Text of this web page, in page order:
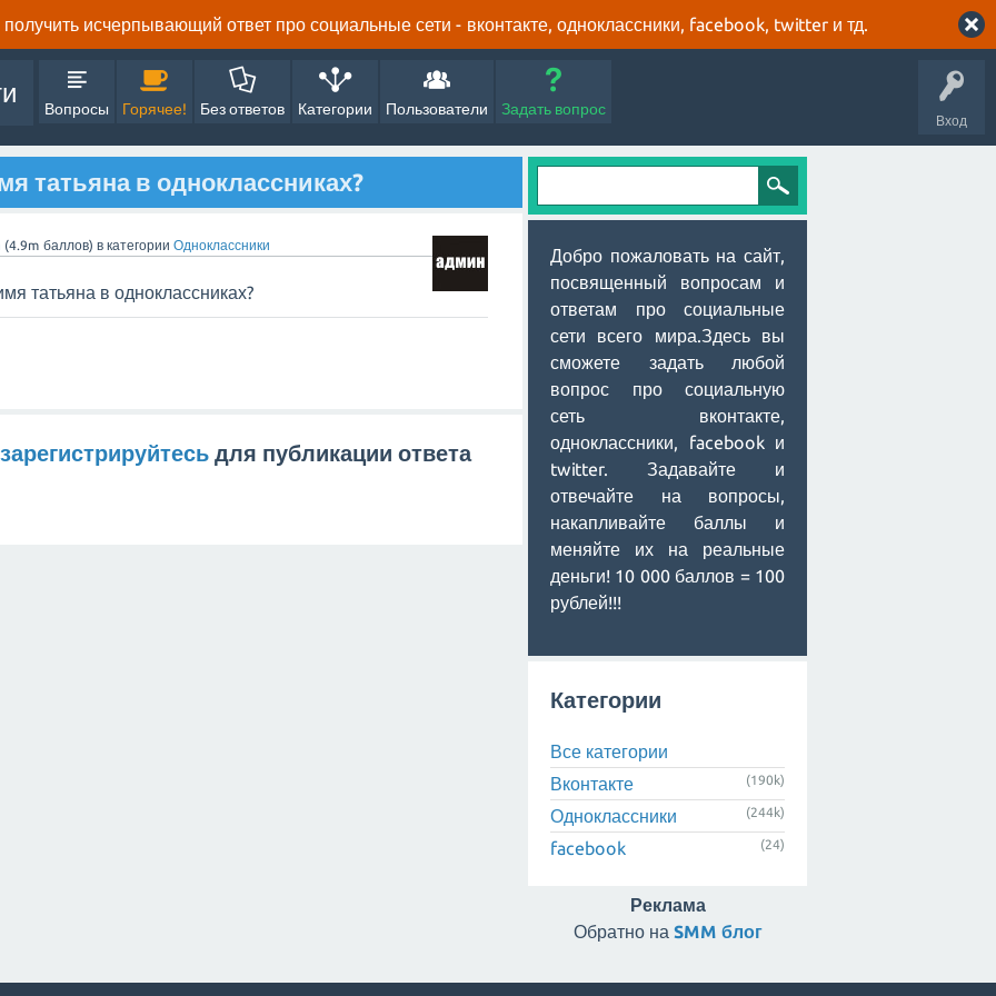
исчерпывающий ответ про социальные сети - вконтакте, одноклассники, facebook, twitter и тд.
Вход
Вопросы Горячее! Без ответов Категории Пользователи Задать вопрос
татьяна в одноклассниках?
(4.9m баллов) в категории Одноклассники
татьяна в одноклассниках?
зарегистрируйтесь для публикации ответа
Добро пожаловать на сайт,
посвященный вопросам и
ответам про социальные
сети всего мира.Здесь вы
сможете задать любой
вопрос про социальную
сеть вконтакте,
одноклассники, facebook и
twitter. Задавайте и
отвечайте на вопросы,
накапливайте баллы и
меняйте их на реальные
деньги! 10 000 баллов = 100
рублей!!!
Категории
Все категории
Вконтакте
(190k)
Одноклассники (244k)
facebook (24)
Реклама
Обратно на SMM блог